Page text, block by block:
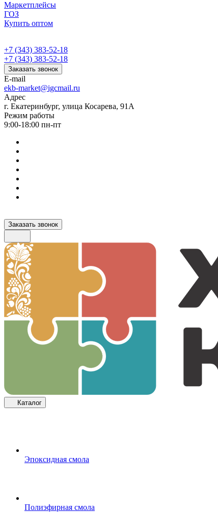
Маркетплейсы
ГОЗ
Купить оптом
+7 (343) 383-52-18
+7 (343) 383-52-18
Заказать звонок
E-mail
ekb-market@igcmail.ru
Адрес
г. Екатеринбург, улица Косарева, 91А
Режим работы
9:00-18:00 пн-пт
Заказать звонок
Каталог
Эпоксидная смола
Полиэфирная смола